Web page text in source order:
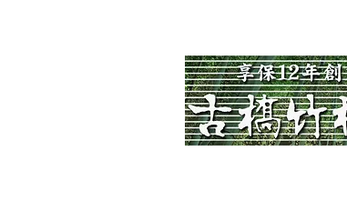
​静岡県浜松市の古橋